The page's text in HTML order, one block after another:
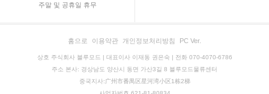
주말 및 공휴일 휴무
홈으로 이용약관 개인정보처리방침 PC Ver.
상호 주식회사 블루모드 | 대표이사 이재동 권은숙 | 전화 070-4070-6786
주소 본사: 경상남도 양산시 동면 가산3길 8 블루모드물류센터
중국지사:广州市番禺区星河湾小区1栋2梯